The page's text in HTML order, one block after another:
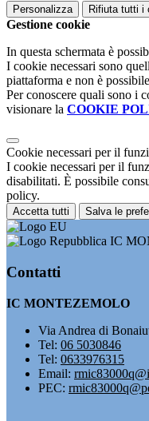
Personalizza Rifiuta tutti i
Gestione cookie
In questa schermata è
I cookie necessari sono
piattaforma e non è
Per conoscere quali sono i
visionare la COOKIE
Cookie necessari per il
I cookie necessari per il
disabilitati. È possibile
policy.
Accetta tutti Salva le
IC
Contatti
IC MONTEZEMOLO
Via Andrea di
Tel: 06 5030846
Tel: 0633976315
Email:
PEC: